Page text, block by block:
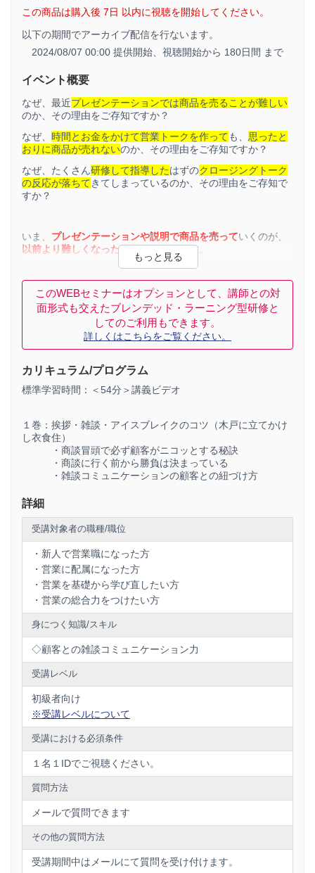
この商品は購入後 7日 以内に視聴を開始してください。
以下の期間でアーカイブ配信を行ないます。
2024/08/07 00:00 提供開始、 視聴開始から 180日間 まで
イベント概要
なぜ、最近プレゼンテーションでは商品を売ることが難しい
のか、その理由をご存知ですか？
なぜ、 時間とお金をかけて営業トークを作って も、 思ったと
おりに商品が売れないのか、その理由をご存知ですか？
なぜ、たくさん研修して指導したはずのクロージングトーク
の反応が落ちて きてしまっているのか、その理由をご存知で
すか？
いま、 プレゼンテーションや説明で商品を売っていくのが、
以前より難しくなったといわれています。
通信技術が発達し、私たちが１日で目にする情報量
ん増えています。
結果、最近の人は、「この情報は自分に必要か」を瞬時に判
断し 「不要だ」と思ったらスルー してすぐに忘れる、といっ
た思考になっているそうです。
でないと、思考が破綻してしまうからです。
私たちはとにかく「手っ取り早く悩みを解決
好むようになったのです。
もちろん、今までの手法が完全に役立たなくなった、という
わけではありません。
難易度が格段に上がっているのは事実なのです。
つまり…これまでのとおりに、プレゼンテーションや説明で
らえる可能性が、
す…。
しっかりと営業の話を聞いてもらうには、それ相応のテクニ
ックが必要になってしまいました。
…そこで今注目されているのが、この
この営業法では、一方的なプレゼンテーションは行いませ
。
あなたの 商品の価値 を、マシンガントークのような説明では
なく、別の形で顧客に実感してもらうことができる方法で
す。
さて、どんな営業法か、あなたは想像できますか？
下記詳細をご覧いただき、「注文する」ボタンをクリックし
て受講をスタートしてください。
このWEBセミナーはオプションとして、講師との対
面形式も交えたブレンデッド・ラーニング型研修と
してのご利用もできます。
詳しくはこちらをご覧ください。
カリキュラム/プログラム
標準学習時間：＜54分＞講義ビデオ
１巻：挨拶・雑談・アイスブレイクのコツ（木戸に立てかけ
し衣食住）
・商談冒頭で必ず顧客がニコッとする秘訣
・商談に行く前から勝負は決まっている
・雑談コミュニケーションの顧客との紐づけ方
詳細
受講対象者の職種/職位
・新人で営業職になった方
・営業に配属になった方
・営業を基礎から学び直したい方
・営業の総合力をつけたい方
身につく知識/スキル
◇顧客との雑談コミュニケーション力
受講レベル
初級者向け
※受講レベルについて
受講における必須条件
１名１IDでご視聴ください。
質問方法
メールで質問できます
その他の質問方法
受講期間中はメールにて質問を受け付けます。